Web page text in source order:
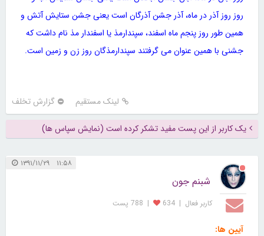
روز روز آذر در ماه، آذر جشن آذرگان است یعنی جشن ستایش آتش و
همین طور روز پنجم ماه اسفند، سپندارمذ یا اسفندار مذ نام داشت که
جشنی با همین عنوان می گرفتند سپندارمذگان روز زن و زمین است.
لینک مستقیم گزارش تخلف
یک کاربر از این پست مفید تشکر کرده است (نمایش سپاس ها)
۱۱:۵۸ ۱۳۹۱/۱۱/۲۹
شبنم جون
کاربر فعال |
634
| 788 پست
آیین ها: